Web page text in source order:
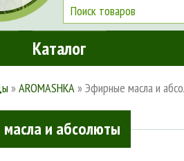
Каталог
»AROMASHKA»Эфирные масла и
и абсолюты